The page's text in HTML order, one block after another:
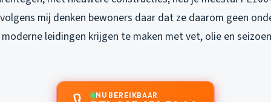
mij denken bewoners daar dat ze daarom geen
leidingen krijgen te maken met vet, olie en
NU BEREIKBAAR